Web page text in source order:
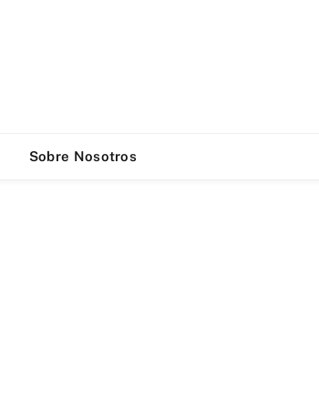
Sobre Nosotros